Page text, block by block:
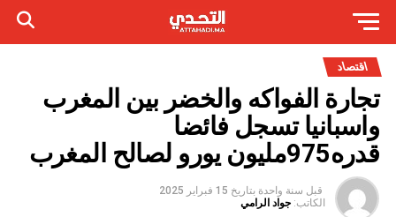
اقتصاد
تجارة الفواكه والخضر بين المغرب
واسبانيا تسجل فائضا
قدره975مليون يورو لصالح المغرب
قبل سنة واحدة بتاريخ 15 فبراير 2025
الكاتب: جواد الرامي